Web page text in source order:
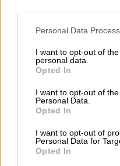
Please note that this
not limited to your visit or
grant or deny consent to
use your data for below
consent section.
Personal Data
I want to opt-out of
personal data.
Opted In
I want to opt-out of
Personal Data.
Opted In
I want to opt-out of
Personal Data for
Opted In
ΟΜπάιντενείχε
την εβδομάδα από
Δικαστηρίου.
ΔΙΑΒΑΣΤΕ ΕΠΙΣΗΣ
Ενεργειακή
στην Αφρική: